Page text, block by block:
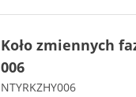
Koło zmiennych
006
NTYRKZHY006